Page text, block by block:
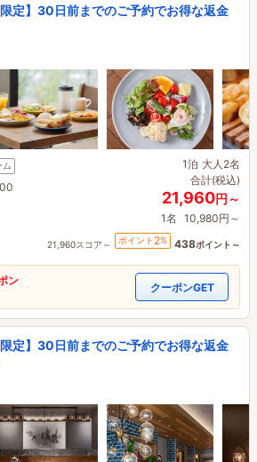
限定】30日前までのご予約でお得な返金
ム
1泊 大人2名
合計(税込)
21,960円～
1名 10,980円～
21,960スコア～ ポイント 2% 438ポイント～
ン
クーポンGET
限定】30日前までのご予約でお得な返金